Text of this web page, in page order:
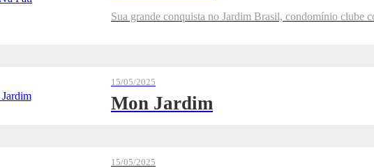
Sua grande conquista no Jardim Brasil, condomínio clube
15/05/2025
Mon Jardim
15/05/2025